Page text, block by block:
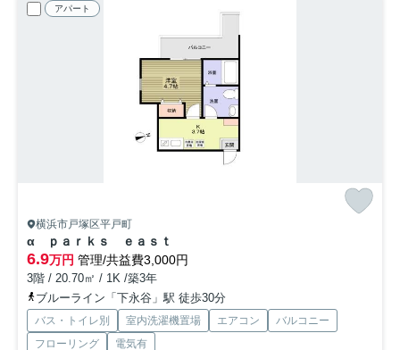
アパート
横浜市戸塚区平戸町
α ｐａｒｋｓ ｅａｓｔ
6.9万円 管理/共益費3,000円
3階 / 20.70㎡ / 1K /築3年
ブルーライン「下永谷」駅 徒歩30分
バス・トイレ別 室内洗濯機置場 エアコン
バルコニー
フローリング
電気有